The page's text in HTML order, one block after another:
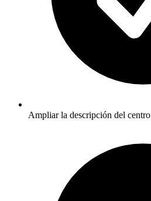
Ampliar la descripción del centro